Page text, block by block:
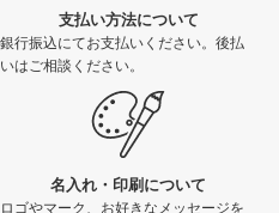
支払い方法について
銀行振込にてお支払いください。後払
いはご相談ください。
名入れ・印刷について
ロゴやマーク、お好きなメッセージを